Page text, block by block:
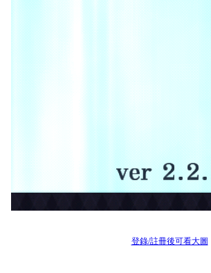
登錄/註冊後可看大圖